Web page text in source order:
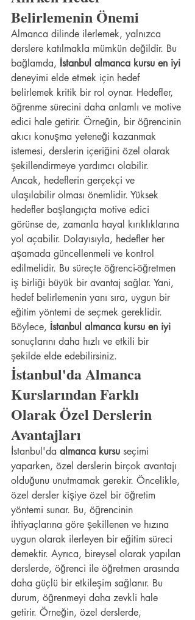
Belirlemenin Önemi
Almanca dilinde ilerlemek, yalnızca
derslere katılmakla mümkün değildir. Bu
bağlamda, İstanbul almanca kursu en iyi
deneyimi elde etmek için hedef
belirlemek kritik bir rol oynar. Hedefler,
öğrenme sürecini daha anlamlı ve motive
edici hale getirir. Örneğin, bir öğrencinin
akıcı konuşma yeteneği kazanmak
istemesi, derslerin içeriğini özel olarak
şekillendirmeye yardımcı olabilir.
Ancak, hedeflerin gerçekçi ve
ulaşılabilir olması önemlidir. Yüksek
hedefler başlangıçta motive edici
görünse de, zamanla hayal kırıklıklarına
yol açabilir. Dolayısıyla, hedefler her
aşamada güncellenmeli ve kontrol
edilmelidir. Bu süreçte öğrenci-öğretmen
iş birliği büyük bir avantaj sağlar. Yani,
hedef belirlemenin yanı sıra, uygun bir
eğitim yöntemi de seçmek gereklidir.
Böylece, İstanbul almanca kursu en iyi
sonuçlarını daha hızlı ve etkili bir
şekilde elde edebilirsiniz.
İstanbul'da Almanca
Kurslarından Farklı
Olarak Özel Derslerin
Avantajları
İstanbul'da almanca kursu seçimi
yaparken, özel derslerin birçok avantajı
olduğunu unutmamak gerekir. Öncelikle,
özel dersler kişiye özel bir öğretim
yöntemi sunar. Bu, öğrencinin
ihtiyaçlarına göre şekillenen ve hızına
uygun olarak ilerleyen bir eğitim süreci
demektir. Ayrıca, bireysel olarak yapılan
derslerde, öğrenci ile öğretmen arasında
daha güçlü bir etkileşim sağlanır. Bu
durum, öğrenmeyi daha zevkli hale
getirir. Örneğin, özel derslerde,